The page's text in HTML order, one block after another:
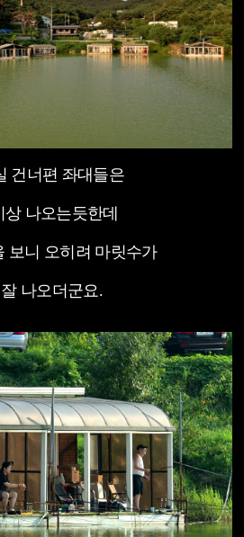
건너편 좌대들은
상 나오는듯한데
보니 오히려 마릿수가
나오더군요.